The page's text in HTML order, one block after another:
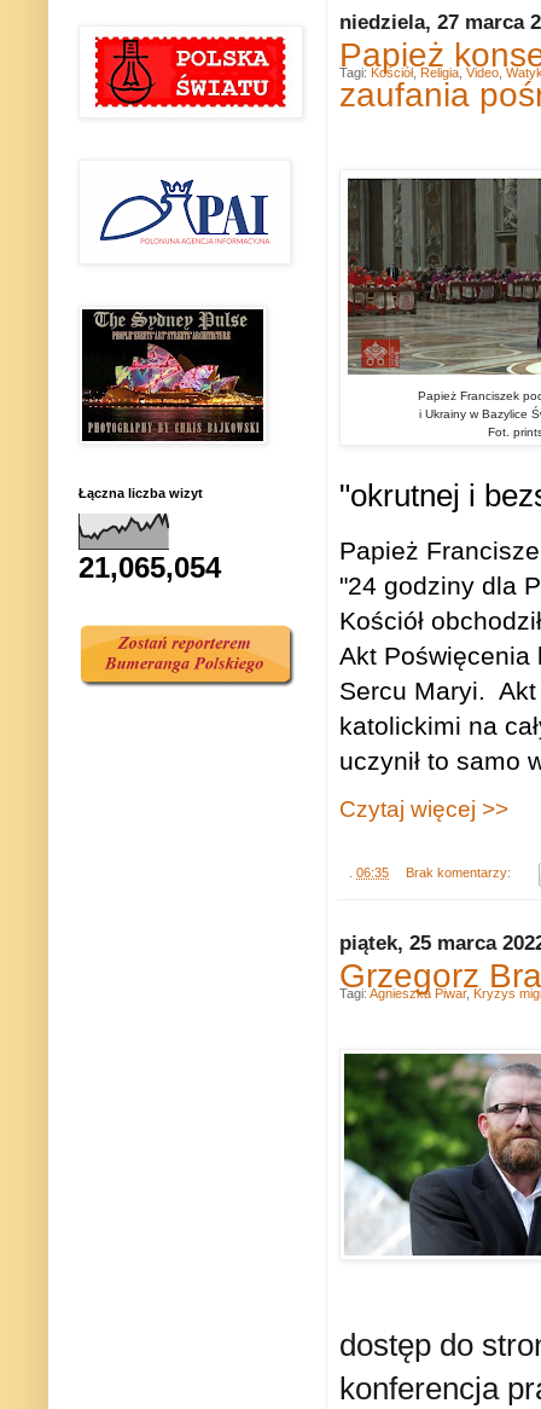
niedziela, 27 marca
Papież
zaufania
Papież Franciszek
i Ukrainy w Bazylice
Fot.
"okrutnej i
Papież
"24 godziny dla
Kościół
Akt Poświęcenia
Sercu Maryi.‎
katolickimi na
uczynił to samo
Czytaj więcej >>
06:35 Brak komentarzy:
Tagi: Kościół, Religia, Video,
piątek, 25 marca
Grzegorz
dostęp do
konferencja
Tagi: Agnieszka Piwar, Kryzys
Łączna liczba wizyt
21,065,054